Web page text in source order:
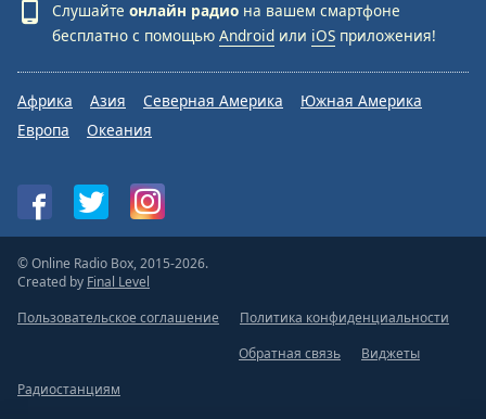
Слушайте онлайн радио на вашем смартфоне
бесплатно с помощью Android или iOS приложения!
Африка Азия Северная Америка
Южная Америка
Европа
Океания
© Online Radio Box, 2015-2026.
Created by Final Level
Пользовательское соглашение
Политика конфиденциальности
Обратная связь
Виджеты
Радиостанциям